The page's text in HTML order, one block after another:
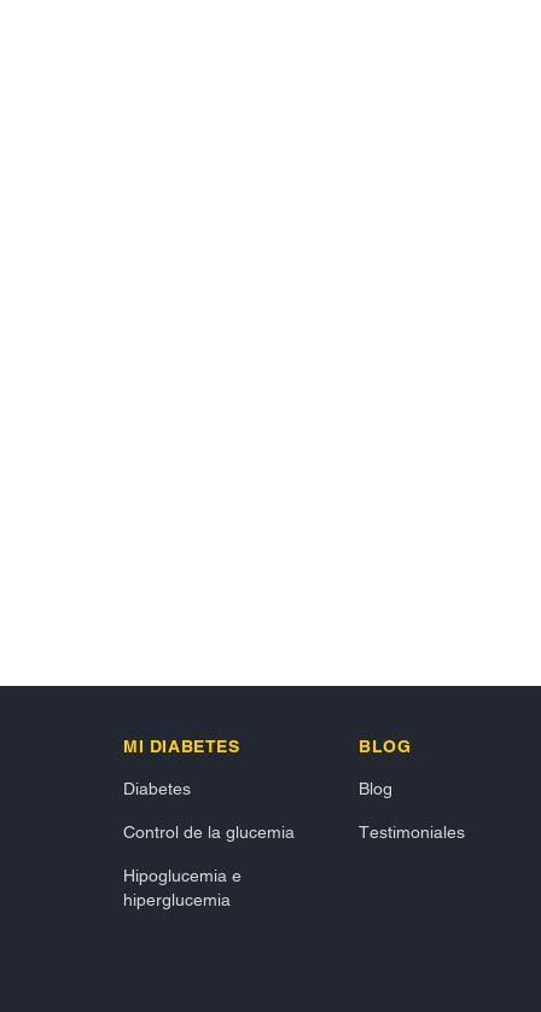
MI DIABETES
Diabetes
Control de la glucemia
Hipoglucemia e
hiperglucemia
BLOG
Blog
Testimoniales